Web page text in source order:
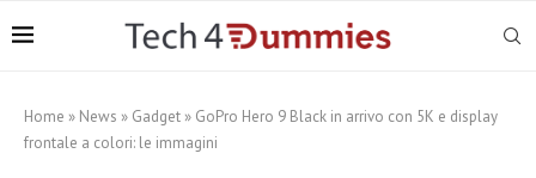
Home » News » Gadget » GoPro Hero 9 Black in arrivo con 5K e display
frontale a colori: le immagini